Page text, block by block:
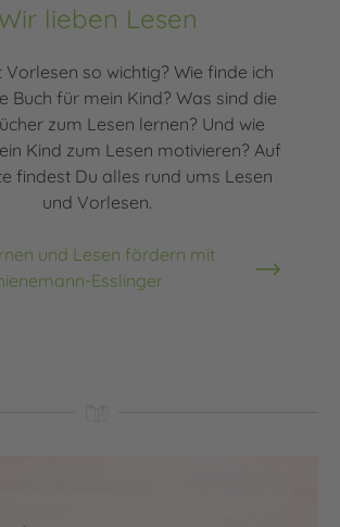
lieben Lesen
so wichtig? Wie finde ich
Buch für mein Kind? Was sind die
zum Lesen lernen? Und wie
Kind zum Lesen motivieren? Auf
findest Du alles rund ums Lesen
und Vorlesen.
und Lesen fördern mit
Esslinger